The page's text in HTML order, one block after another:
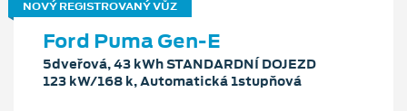
NOVÝ REGISTROVANÝ VŮZ
Ford Puma Gen-E
5dveřová, 43 kWh STANDARDNÍ DOJEZD
123 kW/168 k, Automatická 1stupňová